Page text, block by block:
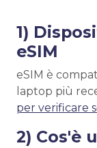
1)
eSIM
eSIM è
laptop più
per verificare
2) Cos'è